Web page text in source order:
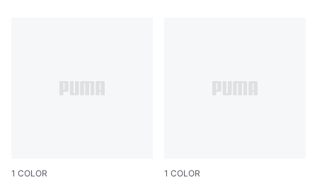
1 COLOR 1 COLOR